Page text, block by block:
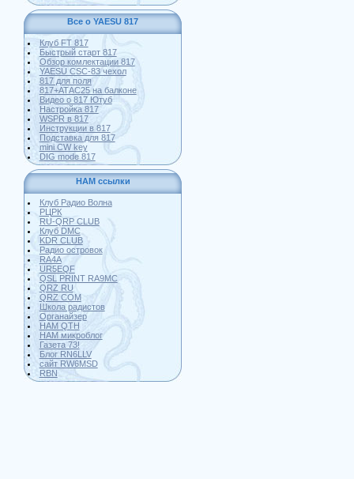
Все о YAESU 817
Клуб FT 817
Быстрый старт 817
Обзор комлектации 817
YAESU CSC-83 чехол
817 для поля
817+АТАС25 на балконе
Видео о 817 Ютуб
Настройка 817
WSPR в 817
Инструкции в 817
Подставка для 817
mini CW key
DIG mode 817
HAM ссылки
Клуб Радио Волна
РЦРК
RU-QRP CLUB
Клуб DMC
KDR CLUB
Радио островок
RA4A
UR5EQF
QSL PRINT RA9MC
QRZ RU
QRZ COM
Школа радистов
Органайзер
HAM QTH
HAM микроблог
Газета 73!
Блог RN6LLV
сайт RW6MSD
RBN